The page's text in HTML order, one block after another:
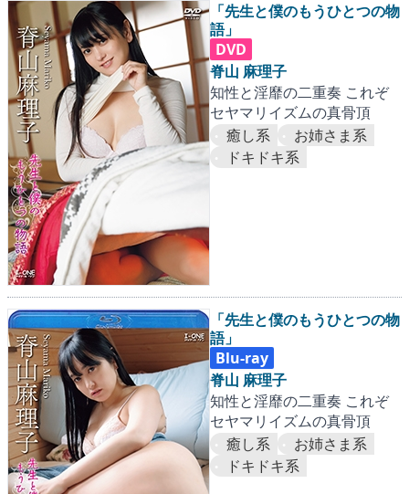
「先生と僕のもうひとつの物
語」
DVD
脊山 麻理子
知性と淫靡の二重奏 これぞ
セヤマリイズムの真骨頂
癒し系
お姉さま系
ドキドキ系
「先生と僕のもうひとつの物
語」
Blu-ray
脊山 麻理子
知性と淫靡の二重奏 これぞ
セヤマリイズムの真骨頂
癒し系
お姉さま系
ドキドキ系